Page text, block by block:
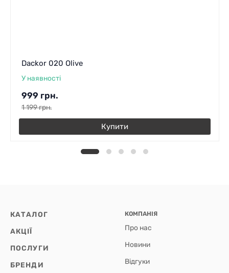
Dackor 020 Olive
У наявності
999 грн.
1 199грн.
Купити
КАТАЛОГ
АКЦІЇ
ПОСЛУГИ
БРЕНДИ
КОМПАНІЯ
Про нас
Новини
Відгуки